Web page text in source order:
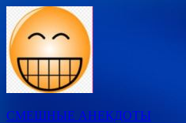
Перейти
содержимому
СМЕШНЫЕ АНЕКДОТЫ